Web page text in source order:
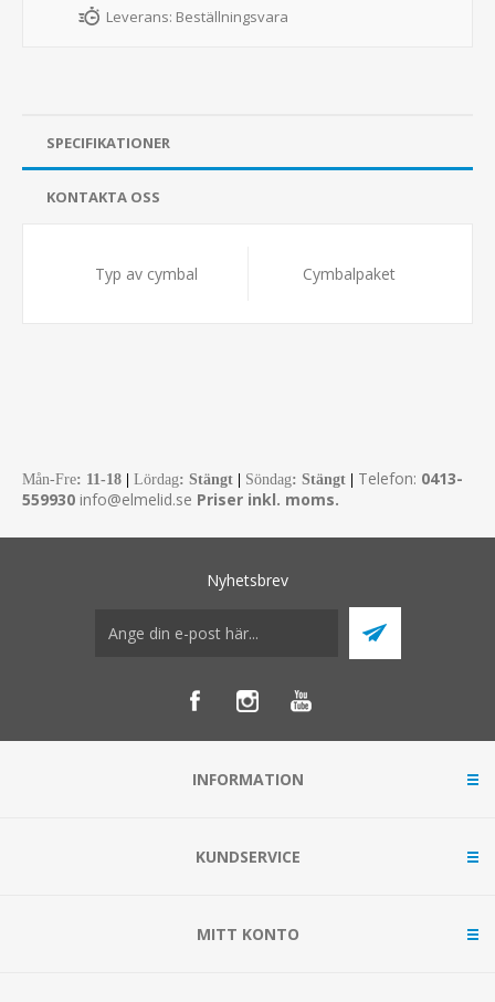
Leverans: Beställningsvara
SPECIFIKATIONER
KONTAKTA OSS
Typ av cymbal Cymbalpaket
Mån-Fre: 11-18 Lördag: Stängt Söndag: Stängt Telefon: 0413-
559930 info@elmelid.se Priser inkl. moms.
Nyhetsbrev
INFORMATION
KUNDSERVICE
MITT KONTO